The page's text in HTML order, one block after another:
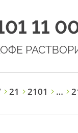
11
21 2101 …